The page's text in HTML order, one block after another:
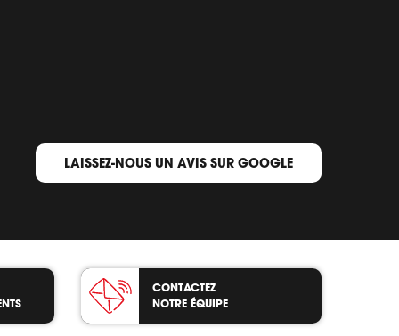
LAISSEZ-NOUS UN AVIS SUR GOOGLE
CONTACTEZ
NOTRE ÉQUIPE